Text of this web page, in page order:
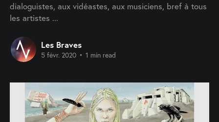
dialoguistes, aux vidéastes, aux musiciens, bref à tous
les artistes ...
Les Braves
5 févr. 2020 • 1 min read